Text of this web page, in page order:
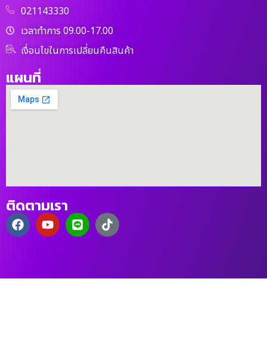
021143330
เวลาทำการ 09.00-17.00
เงื่อนไขในการเปลี่ยนคืนสินค้า
แผนที่
ติดตามเรา